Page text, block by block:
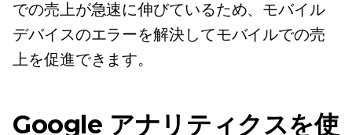
での売上が急速に伸びているため、モバイル
デバイスのエラーを解決してモバイルでの売
上を促進できます。
Google アナリティクスを使